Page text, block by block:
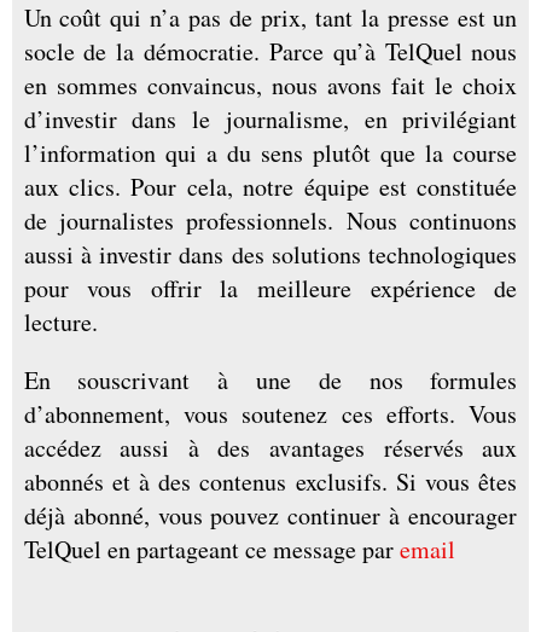
Un coût qui n’a pas de prix, tant la presse est un
socle de la démocratie. Parce qu’à TelQuel nous
en sommes convaincus, nous avons fait le choix
d’investir dans le journalisme, en privilégiant
l’information qui a du sens plutôt que la course
aux clics. Pour cela, notre équipe est constituée
de journalistes professionnels. Nous continuons
aussi à investir dans des solutions technologiques
pour vous offrir la meilleure expérience de
lecture.
En souscrivant à une de nos formules
d’abonnement, vous soutenez ces efforts. Vous
accédez aussi à des avantages réservés aux
abonnés et à des contenus exclusifs. Si vous êtes
déjà abonné, vous pouvez continuer à encourager
TelQuel en partageant ce message paremail